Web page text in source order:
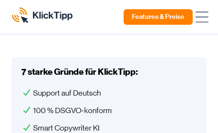
Features & Preise
7 starke Gründe für KlickTipp:
Support auf Deutsch
100 % DSGVO-konform
Smart Copywriter KI